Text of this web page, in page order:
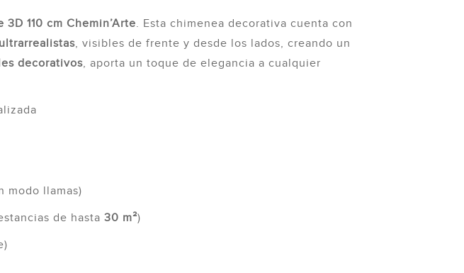
110 cm Chemin’Arte. Esta chimenea decorativa cuenta con
, visibles de frente y desde los lados, creando un
decorativos, aporta un toque de elegancia a cualquier
modo llamas)
de hasta 30 m²)